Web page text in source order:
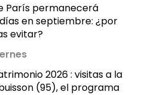
París permanecerá
en septiembre: ¿por
evitar?
2026 : visitas a la
(95), el programa